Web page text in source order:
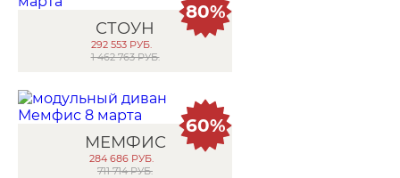
СТОУН
292 553 РУБ.
1 462 763 РУБ.
80%
МЕМФИС
284 686 РУБ.
711 714 РУБ.
60%